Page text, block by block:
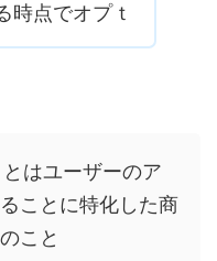
時点でオプｔ
はユーザーのア
ことに特化した商
こと